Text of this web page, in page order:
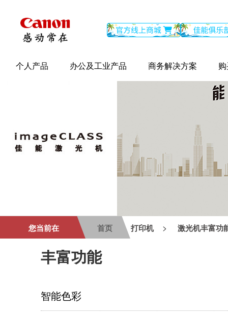
个人产品 办公及工业产品 商务解决方案
您当前在 首页 打印机 > 激光机丰富功
丰富功能
智能色彩